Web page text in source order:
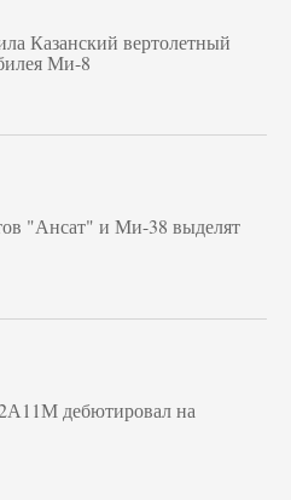
Казанский вертолетный
Ми-8
"Ансат" и Ми-38 выделят
дебютировал на